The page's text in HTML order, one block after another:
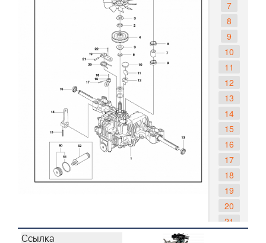
7
8
9
10
11
12
13
14
15
16
17
18
19
20
21